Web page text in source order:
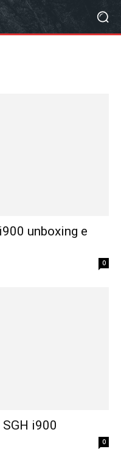
unboxing e
0
i900
0